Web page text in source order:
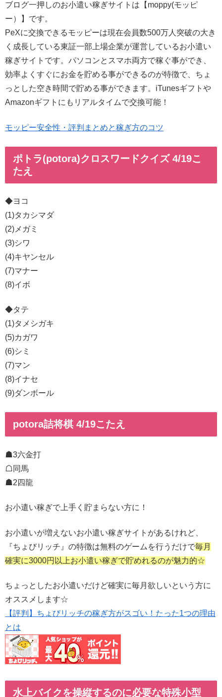
ブログ一押しのお小遣い稼ぎサイトは【moppy(モッピ
ー）】です。
PeXに交換できるモッピーは現在会員数500万人突破の大き
く成長している東証一部上場企業が運営しているお小遣い
稼ぎサイトです。パソコンとスマホ両方で稼ぐ事ができ、
効率よくすぐにお金を貯める事ができるのが特徴で、ちょ
っとした空き時間で貯める事ができます。iTunesギフトや
Amazonギフトにもリアルタイムで交換可能！
モッピー安全性・評判まとめと稼ぎ方のコツ
ポトラ(potora)クロスワードクイズ 4/19こ
たえ
◆ヨコ
(1)タカシマダ
(2)メガミ
(3)シワ
(4)キヤンセル
(7)マナー
(8)イボ
◆タテ
(1)タメシガキ
(5)カガワ
(6)シミ
(7)マン
(8)イナセ
(9)ダンボール
potora詰将棋 4/19こたえ
☗3六金打
☖同馬
☗2四龍
お小遣い稼ぎで上手く貯まらない方に！
お小遣いが増えないお小遣い稼ぎサイトがあるけれど、
『ちょびリッチ』の特徴は無料のゲームを行うだけで毎月
確実に3000円以上お小遣い稼ぎで貯めれるのが魅力的☆
ちょっとしたお小遣いだけど確実に毎月欲しいという方に
オススメします☆
【評判】ちょびリッチの稼ぎ方がスゴい！たった1つの理由
とは
水上バイクを操縦するのに必要な特殊小型